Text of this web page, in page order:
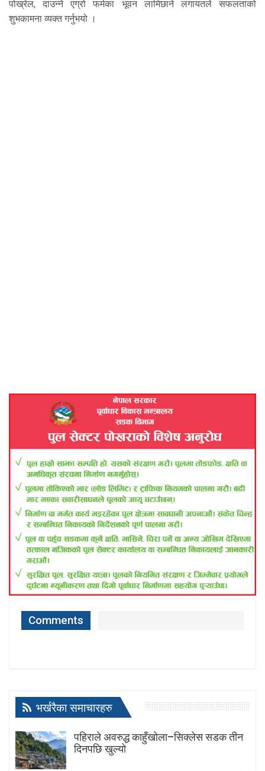
पोख्रेल, दाउन्ने एग्रो फर्मका भूवन लामिछाने लगायतले सफलताको
शुभकामना व्यक्त गर्नुभयो ।
Comments
भर्खरैका समाचारहरु
पहिराले अवरुद्ध काहुँखोला–सिक्लेस सडक तीन
दिनपछि खुल्यो